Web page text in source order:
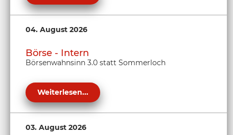
04. August 2026
Börse - Intern
Börsenwahnsinn 3.0 statt Sommerloch
Weiterlesen...
03. August 2026